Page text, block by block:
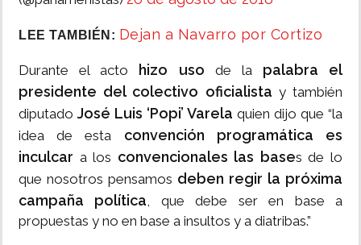
LEE TAMBIÉN: Dejan a Navarro por Cortizo
Durante el acto hizo uso de lapalabra el
presidente del colectivo oficialista y también
diputado José Luis ‘Popi’ Varela quien dijo que “la
idea de esta convención programática es
inculcar a los convencionales las bases de lo
que nosotros pensamos deben regir la próxima
campaña política, que debe ser en base a
propuestas y no en base a insultos y a diatribas.”